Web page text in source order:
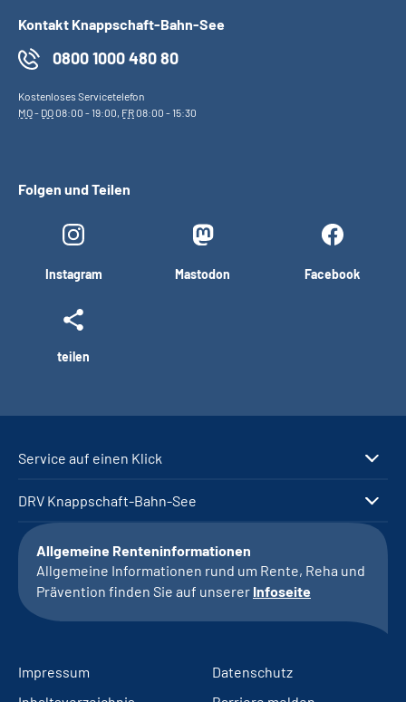
Kontakt Knappschaft-Bahn-See
0800 1000 480 80
Kostenloses Servicetelefon
MO- DO08:00 - 19:00, FR08:00 - 15:30
Folgen und Teilen
Instagram Mastodon Facebook
teilen
Service auf einen Klick
DRV Knappschaft-Bahn-See
Allgemeine Renteninformationen
Allgemeine Informationen rund um Rente, Reha und
Prävention finden Sie auf unserer Infoseite
Impressum
Datenschutz